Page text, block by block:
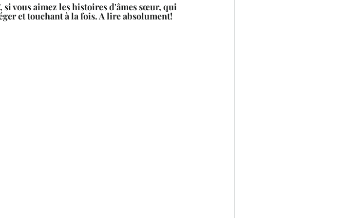
si vous aimez les histoires d'âmes sœur, qui
et touchant à la fois. A lire absolument!